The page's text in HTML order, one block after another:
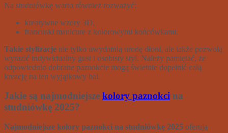
Na studniówkę warto również rozważyć:
kreatywne wzory 3D,
francuski manicure z kolorowymi końcówkami.
Takie stylizacje nie tylko uwydatnią urodę dłoni, ale także pozwolą
wyrazić indywidualny gust i osobisty styl. Należy pamiętać, że
odpowiednio dobrane paznokcie mogą świetnie dopełnić całą
kreację na ten wyjątkowy bal.
Jakie są najmodniejsze kolory paznokci na
studniówkę 2025?
Najmodniejsze kolory paznokci na studniówkę 2025 oferują